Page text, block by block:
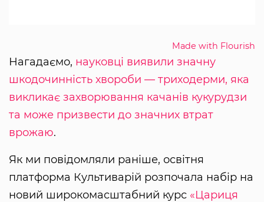
Made with Flourish
Нагадаємо, науковці виявили значну
шкодочинність хвороби — триходерми, яка
викликає захворювання качанів кукурудзи
та може призвести до значних втрат
врожаю.
Як ми повідомляли раніше, освітня
платформа Культиварій розпочала набір на
новий широкомасштабний курс «Цариця